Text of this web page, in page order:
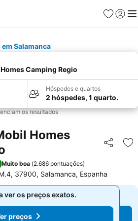
Favoritos
Iniciar
Salamanca
Camping Regio
Hóspedes e quartos
2 hóspedes, 1 quarto.
os resultados
Homes
Partilhar
Muito boa (2.686 pontuações)
37900, Salamanca, Espanha
ver os preços exatos.
Ver preços
ver os preços exatos.
preços